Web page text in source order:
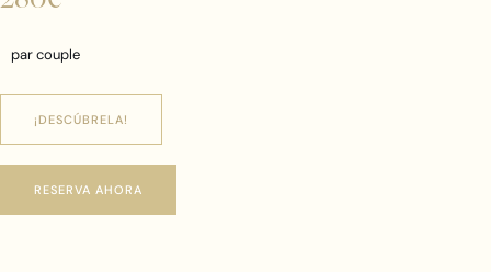
par couple
¡DESCÚBRELA!
RESERVA AHORA